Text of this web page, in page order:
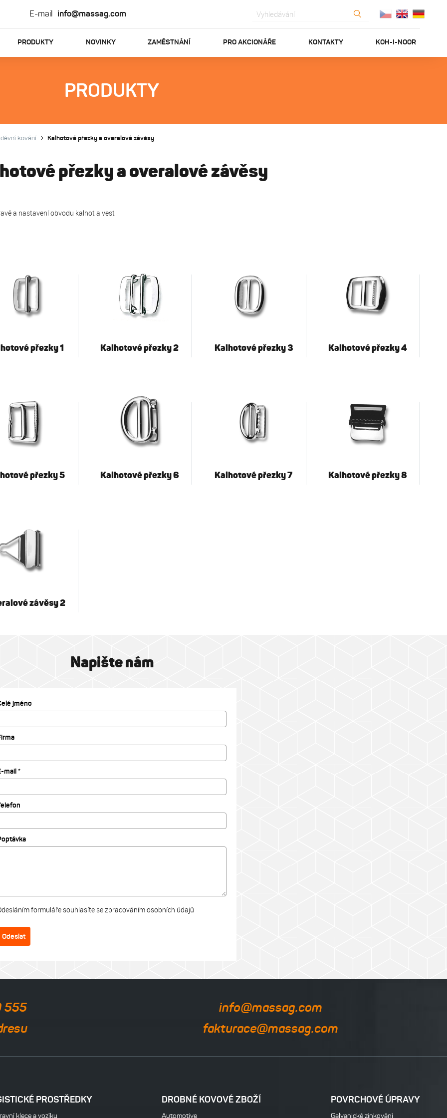
E-mail info@massag.com
PRODUKTY NOVINKY ZAMĚSTNÁNÍ PRO AKCIONÁŘE KONTAKTY KOH-I-NOOR
PRODUKTY
kování Kalhotové přezky a overalové závěsy
přezky a overalové závěsy
a nastavení obvodu kalhot a vest
přezky 1 Kalhotové přezky 2 Kalhotové přezky 3 Kalhotové přezky 4
přezky 5 Kalhotové přezky 6 Kalhotové přezky 7 Kalhotové přezky 8
závěsy 2
Napište nám
jméno
mail *
formuláře souhlasíte se zpracováním osobních údajů
Odeslat
555
info@massag.com
fakturace@massag.com
PROSTŘEDKY
klece a vozíky
DROBNÉ KOVOVÉ ZBOŽÍ
Automotive
POVRCHOVÉ ÚPRAVY
Galvanické zinkování